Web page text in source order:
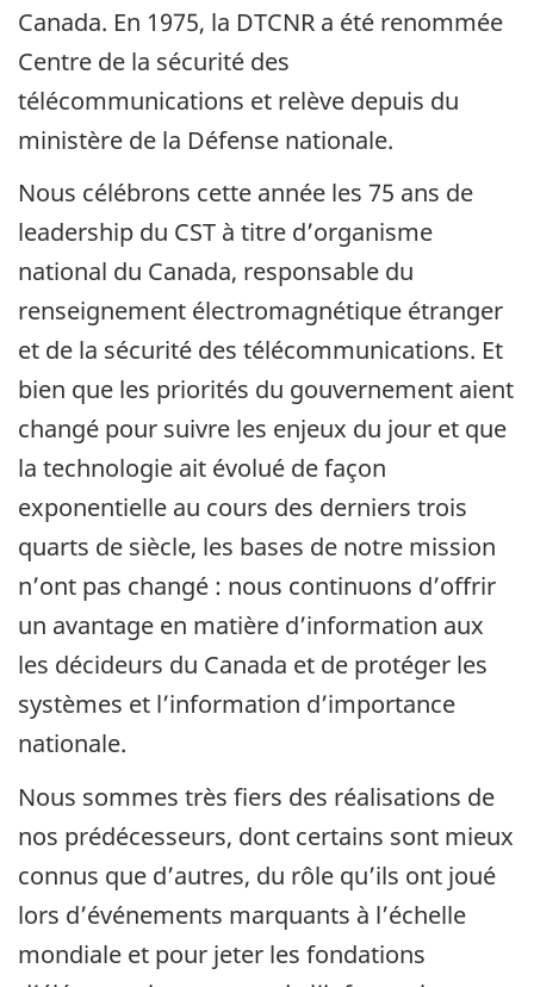
Canada. En 1975, la DTCNR a été renommée
Centre de la sécurité des
télécommunications et relève depuis du
ministère de la Défense nationale.
Nous célébrons cette année les 75 ans de
leadership du CST à titre d’organisme
national du Canada, responsable du
renseignement électromagnétique étranger
et de la sécurité des télécommunications. Et
bien que les priorités du gouvernement aient
changé pour suivre les enjeux du jour et que
la technologie ait évolué de façon
exponentielle au cours des derniers trois
quarts de siècle, les bases de notre mission
n’ont pas changé : nous continuons d’offrir
un avantage en matière d’information aux
les décideurs du Canada et de protéger les
systèmes et l’information d’importance
nationale.
Nous sommes très fiers des réalisations de
nos prédécesseurs, dont certains sont mieux
connus que d’autres, du rôle qu’ils ont joué
lors d’événements marquants à l’échelle
mondiale et pour jeter les fondations